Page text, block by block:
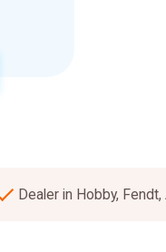
Dealer in Hobby,